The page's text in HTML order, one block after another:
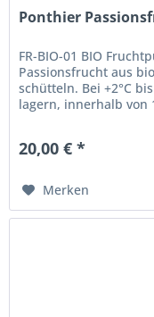
Ponthier
FR-BIO-01 BIO
Passionsfrucht aus
schütteln. Bei +2°C
lagern, innerhalb von
20,00 € *
Merken